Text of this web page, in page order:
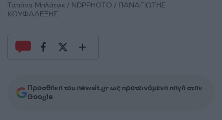
Τατιάνα Μπλάτνικ / NDPPHOTO / ΠΑΝΑΓΙΩΤΗΣ
ΚΟΥΦΑΛΕΞΗΣ
Προσθήκη του newsit.gr ως προτεινόμενη πηγή στην
Google